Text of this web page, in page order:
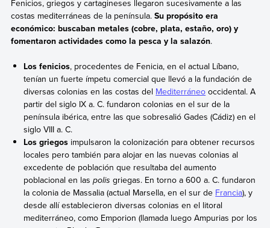
Fenicios, griegos y cartagineses llegaron sucesivamente a las
costas mediterráneas de la península. Su propósito era
económico: buscaban metales (cobre, plata, estaño, oro) y
fomentaron actividades como la pesca y la salazón.
Los fenicios, procedentes de Fenicia, en el actual Líbano,
tenían un fuerte ímpetu comercial que llevó a la fundación de
diversas colonias en las costas del Mediterráneo occidental. A
partir del siglo IX a. C. fundaron colonias en el sur de la
península ibérica, entre las que sobresalió Gades (Cádiz) en el
siglo VIII a. C.
Los griegos impulsaron la colonización para obtener recursos
locales pero también para alojar en las nuevas colonias al
excedente de población que resultaba del aumento
poblacional en laspolis griegas. En torno a 600 a. C. fundaron
la colonia de Massalia (actual Marsella, en el sur de Francia), y
desde allí establecieron diversas colonias en el litoral
mediterráneo, como Emporion (llamada luego Ampurias por los